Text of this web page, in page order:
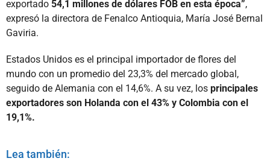
exportado 54,1 millones de dólares FOB en esta época”,
expresó la directora de Fenalco Antioquia, María José Bernal
Gaviria.
Estados Unidos es el principal importador de flores del
mundo con un promedio del 23,3% del mercado global,
seguido de Alemania con el 14,6%. A su vez, los principales
exportadores son Holanda con el 43% y Colombia con el
19,1%.
Lea también: